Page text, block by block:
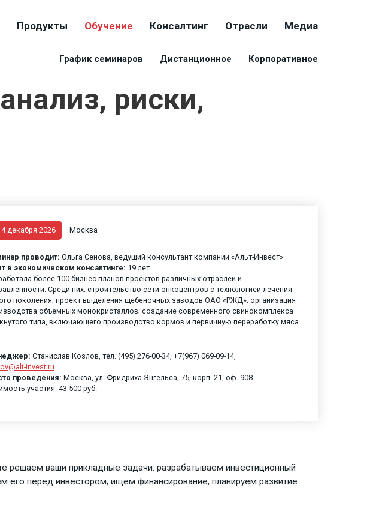
Продукты Обучение Консалтинг Отрасли Медиа
График семинаров Дистанционное Корпоративное
риски,
4 декабря 2026 Москва
проводит: Ольга Сенова, ведущий консультант компании «Альт-Инвест»
в экономическом консалтинге: 19 лет
более 100 бизнес-планов проектов различных отраслей и
Среди них: строительство сети онкоцентров с технологией лечения
поколения; проект выделения щебеночных заводов ОАО «РЖД»; организация
объемных монокристаллов; создание современного свинокомплекса
типа, включающего производство кормов и первичную переработку мяса
Станислав Козлов, тел. (495) 276-00-34, +7(967) 069-09-14,
invest.ru
проведения: Москва, ул. Фридриха Энгельса, 75, корп. 21, оф. 908
участия: 43 500 руб.
решаем ваши прикладные задачи: разрабатываем инвестиционный
его перед инвестором, ищем финансирование, планируем развитие